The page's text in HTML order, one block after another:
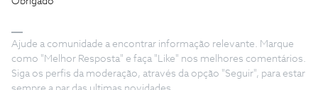
Ajude a comunidade a encontrar informação relevante. Marque
como "Melhor Resposta" e faça "Like" nos melhores comentários.
Siga os perfis da moderação, através da opção "Seguir", para estar